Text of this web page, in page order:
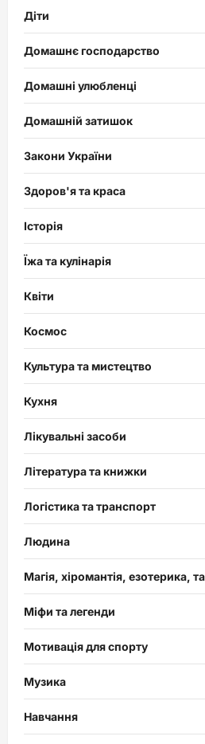
Діти
Домашнє господарство
Домашні улюбленці
Домашній затишок
Закони України
Здоров'я та краса
Історія
Їжа та кулінарія
Квіти
Космос
Культура та мистецтво
Кухня
Лікувальні засоби
Література та книжки
Логістика та транспорт
Людина
Магія, хіромантія, езотерика,
Міфи та легенди
Мотивація для спорту
Музика
Навчання